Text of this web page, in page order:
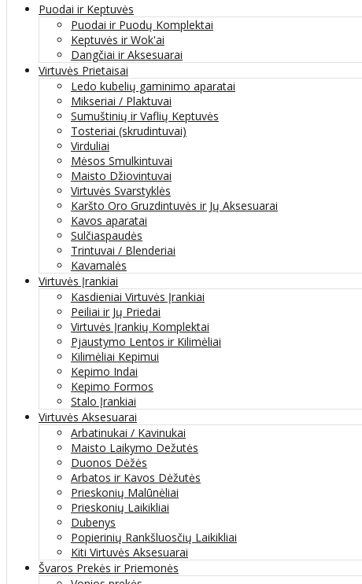
Puodai ir Keptuvės
Puodai ir Puodų Komplektai
Keptuvės ir Wok'ai
Dangčiai ir Aksesuarai
Virtuvės Prietaisai
Ledo kubelių gaminimo aparatai
Mikseriai / Plaktuvai
Sumuštinių ir Vaflių Keptuvės
Tosteriai (skrudintuvai)
Virduliai
Mėsos Smulkintuvai
Maisto Džiovintuvai
Virtuvės Svarstyklės
Karšto Oro Gruzdintuvės ir Jų Aksesuarai
Kavos aparatai
Sulčiaspaudės
Trintuvai / Blenderiai
Kavamalės
Virtuvės Įrankiai
Kasdieniai Virtuvės Įrankiai
Peiliai ir Jų Priedai
Virtuvės Įrankių Komplektai
Pjaustymo Lentos ir Kilimėliai
Kilimėliai Kepimui
Kepimo Indai
Kepimo Formos
Stalo Įrankiai
Virtuvės Aksesuarai
Arbatinukai / Kavinukai
Maisto Laikymo Dežutės
Duonos Dėžės
Arbatos ir Kavos Dėžutės
Prieskonių Malūnėliai
Prieskonių Laikikliai
Dubenys
Popierinių Rankšluosčių Laikikliai
Kiti Virtuvės Aksesuarai
Švaros Prekės ir Priemonės